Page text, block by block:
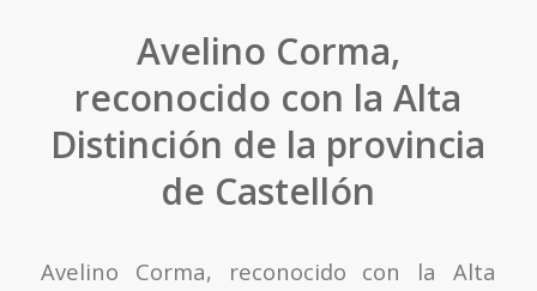
Avelino Corma,
reconocido con la Alta
Distinción de la provincia
de Castellón
Avelino Corma, reconocido con la Alta